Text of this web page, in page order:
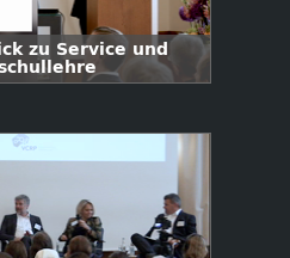
zu Service und